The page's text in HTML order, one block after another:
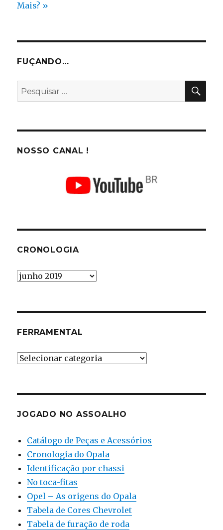
Mais? »
FUÇANDO…
Pesquisar
por:
NOSSO CANAL !
CRONOLOGIA
Cronologia
FERRAMENTAL
Ferramental
JOGADO NO ASSOALHO
Catálogo de Peças e Acessórios
Cronologia do Opala
Identificação por chassi
No toca-fitas
Opel – As origens do Opala
Tabela de Cores Chevrolet
Tabela de furação de roda